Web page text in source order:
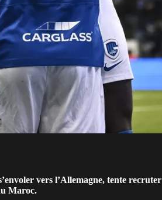
vers l’Allemagne, tente recruter
Maroc.